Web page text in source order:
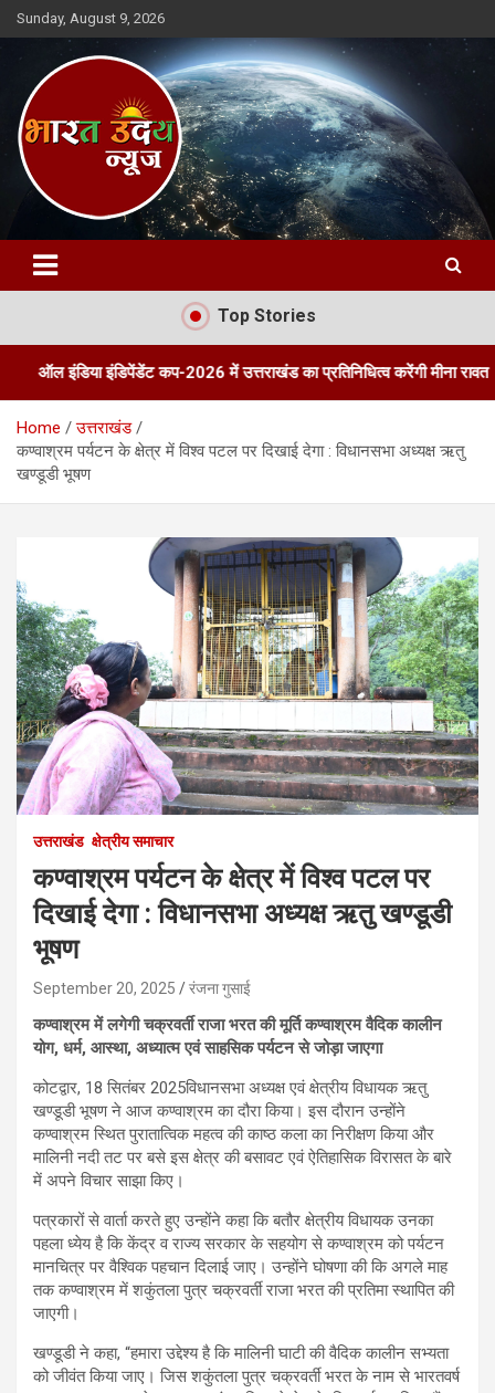
Skip
to
Sunday, August 9, 2026
Bharat Uday News
Top Stories
इंडिपेंडेंट कप-2026 में उत्तराखंड का प्रतिनिधित्व करेंगी मीना रावत तीन
Home
उत्तराखंड
कण्वाश्रम पर्यटन के क्षेत्र में विश्व पटल पर दिखाई देगा : विधानसभा अध्यक्ष ऋतु
खण्डूडी भूषण
उत्तराखंड क्षेत्रीय समाचार
कण्वाश्रम पर्यटन के क्षेत्र में विश्व पटल पर
दिखाई देगा : विधानसभा अध्यक्ष ऋतु खण्डूडी
भूषण
September 20, 2025 रंजना गुसाई
कण्वाश्रम में लगेगी चक्रवर्ती राजा भरत की मूर्ति कण्वाश्रम वैदिक कालीन
योग, धर्म, आस्था, अध्यात्म एवं साहसिक पर्यटन से जोड़ा जाएगा
कोटद्वार, 18 सितंबर 2025विधानसभा अध्यक्ष एवं क्षेत्रीय विधायक ऋतु
खण्डूडी भूषण ने आज कण्वाश्रम का दौरा किया। इस दौरान उन्होंने
कण्वाश्रम स्थित पुरातात्विक महत्व की काष्ठ कला का निरीक्षण किया और
मालिनी नदी तट पर बसे इस क्षेत्र की बसावट एवं ऐतिहासिक विरासत के बारे
में अपने विचार साझा किए।
पत्रकारों से वार्ता करते हुए उन्होंने कहा कि बतौर क्षेत्रीय विधायक उनका
पहला ध्येय है कि केंद्र व राज्य सरकार के सहयोग से कण्वाश्रम को पर्यटन
मानचित्र पर वैश्विक पहचान दिलाई जाए। उन्होंने घोषणा की कि अगले माह
तक कण्वाश्रम में शकुंतला पुत्र चक्रवर्ती राजा भरत की प्रतिमा स्थापित की
जाएगी।
खण्डूडी ने कहा, “हमारा उद्देश्य है कि मालिनी घाटी की वैदिक कालीन सभ्यता
को जीवंत किया जाए। जिस शकुंतला पुत्र चक्रवर्ती भरत के नाम से भारतवर्ष